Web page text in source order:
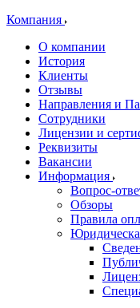
Компания
О компании
История
Клиенты
Отзывы
Направления и
Сотрудники
Лицензии и
Реквизиты
Вакансии
Информация
Вопрос-
Обзоры
Правила